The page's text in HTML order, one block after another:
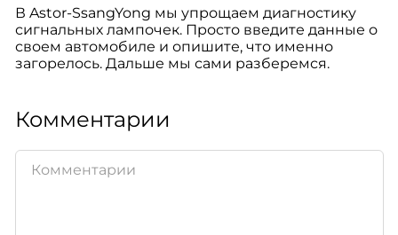
В Astor-SsangYong мы упрощаем диагностику
сигнальных лампочек. Просто введите данные о
своем автомобиле и опишите, что именно
загорелось. Дальше мы сами разберемся.
Комментарии